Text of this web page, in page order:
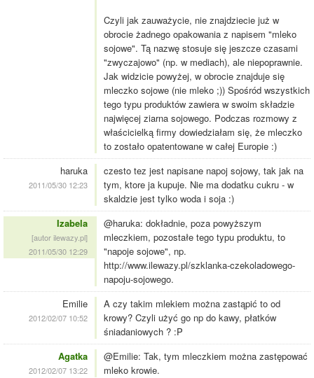
Czyli jak zauważycie, nie znajdziecie już w
obrocie żadnego opakowania z napisem "mleko
sojowe". Tą nazwę stosuje się jeszcze czasami
"zwyczajowo" (np. w mediach), ale niepoprawnie.
Jak widzicie powyżej, w obrocie znajduje się
mleczko sojowe (nie mleko ;)) Spośród wszystkich
tego typu produktów zawiera w swoim składzie
najwięcej ziarna sojowego. Podczas rozmowy z
właścicielką firmy dowiedziałam się, że mleczko
to zostało opatentowane w całej Europie :)
haruka
2011/05/30 12:23
czesto tez jest napisane napoj sojowy, tak jak na
tym, ktore ja kupuje. Nie ma dodatku cukru - w
skaldzie jest tylko woda i soja :)
Izabela
[autor ilewazy.pl]
2011/05/30 12:29
@haruka: dokładnie, poza powyższym
mleczkiem, pozostałe tego typu produktu, to
"napoje sojowe", np.
http://www.ilewazy.pl/szklanka-czekoladowego-
napoju-sojowego.
Emilie
2012/02/07 10:52
A czy takim mlekiem można zastąpić to od
krowy? Czyli użyć go np do kawy, płatków
śniadaniowych ? :P
Agatka
2012/02/07 13:22
@Emilie: Tak, tym mleczkiem można zastępować
mleko krowie.